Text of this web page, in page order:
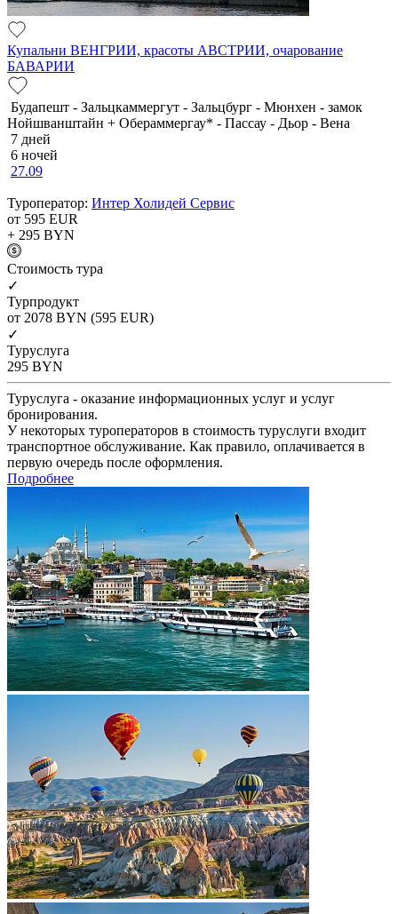
Купальни ВЕНГРИИ, красоты АВСТРИИ, очарование
БАВАРИИ
Будапешт - Зальцкаммергут - Зальцбург - Мюнхен - замок
Нойшванштайн + Обераммергау* - Пассау - Дьор - Вена
7 дней
6 ночей
27.09
Туроператор: Интер Холидей Сервис
от 595 EUR
+ 295 BYN
Cтоимость тура
✓
Турпродукт
от 2078 BYN (595 EUR)
✓
Туруслуга
295 BYN
Туруслуга - оказание информационных услуг и услуг
бронирования.
У некоторых туроператоров в стоимость туруслуги входит
транспортное обслуживание. Как правило, оплачивается в
первую очередь после оформления.
Подробнее